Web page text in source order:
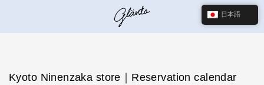
Kyoto Ninenzaka store｜Reservation calendar
日本語